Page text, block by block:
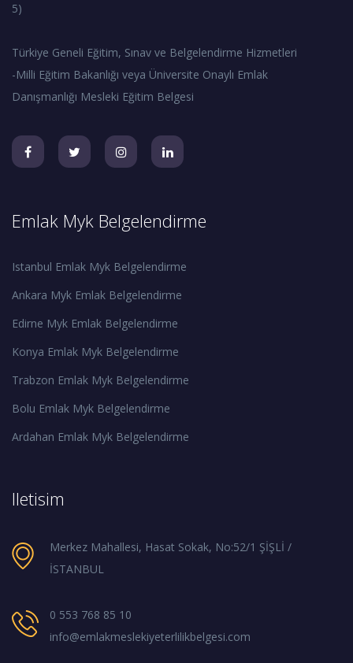
5)
Türkiye Geneli Eğitim, Sınav ve Belgelendirme Hizmetleri
-Milli Eğitim Bakanlığı veya Üniversite Onaylı Emlak
Danışmanlığı Mesleki Eğitim Belgesi
Emlak Myk Belgelendirme
Istanbul Emlak Myk Belgelendirme
Ankara Myk Emlak Belgelendirme
Edirne Myk Emlak Belgelendirme
Konya Emlak Myk Belgelendirme
Trabzon Emlak Myk Belgelendirme
Bolu Emlak Myk Belgelendirme
Ardahan Emlak Myk Belgelendirme
Iletisim
Merkez Mahallesi, Hasat Sokak, No:52/1 ŞİŞLİ /
İSTANBUL
0 553 768 85 10
info@emlakmeslekiyeterlilikbelgesi.com